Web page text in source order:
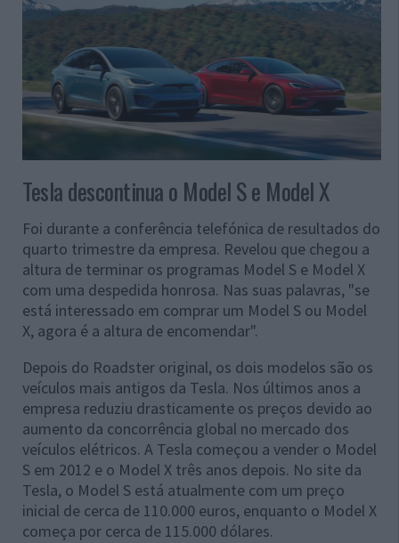
Tesla descontinua o Model S e Model X
Foi durante a conferência telefónica de resultados do
quarto trimestre da empresa. Revelou que chegou a
altura de terminar os programas Model S e Model X
com uma despedida honrosa. Nas suas palavras, "se
está interessado em comprar um Model S ou Model
X, agora é a altura de encomendar".
Depois do Roadster original, os dois modelos são os
veículos mais antigos da Tesla. Nos últimos anos a
empresa reduziu drasticamente os preços devido ao
aumento da concorrência global no mercado dos
veículos elétricos. A Tesla começou a vender o Model
S em 2012 e o Model X três anos depois. No site da
Tesla, o Model S está atualmente com um preço
inicial de cerca de 110.000 euros, enquanto o Model X
começa por cerca de 115.000 dólares.